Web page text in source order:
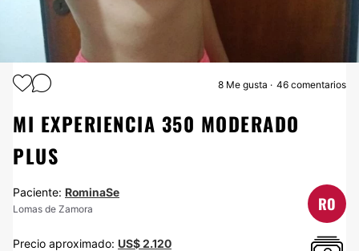
AUMENTO MAMAS
8 Me gusta 46 comentarios
MI EXPERIENCIA 350 MODERADO
PLUS
Paciente: RominaSe
Lomas de Zamora RO
Precio aproximado: US$ 2.120